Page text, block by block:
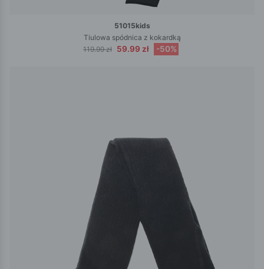
51015kids
Tiulowa spódnica z kokardką
119.99 zł 59.99 zł -50%